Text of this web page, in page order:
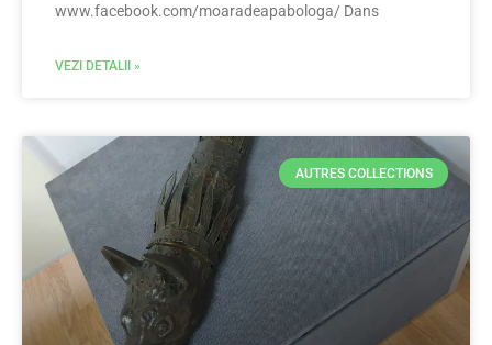
www.facebook.com/moaradeapabologa/ Dans
VEZI DETALII »
AUTRES COLLECTIONS